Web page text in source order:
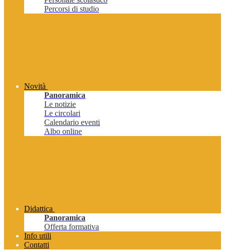
Percorsi di studio
Novità
Panoramica
Le notizie
Le circolari
Calendario eventi
Albo online
Didattica
Panoramica
Offerta formativa
Info utili
Contatti